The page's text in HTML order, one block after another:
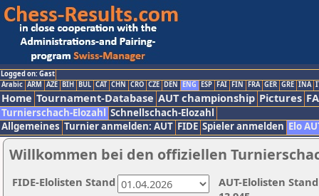
Logged on: Gast
Arabic ARM AZE BIH BUL CAT CHN CRO CZE DEN ENG ESP FAI FIN FRA GER GRE INA
Home Tournament-Database AUT championship Pictures
Turnierschach-Elozahl Schnellschach-Elozahl
Allgemeines Turnier anmelden: AUT FIDE Spieler anmelden Elo
Willkommen bei den offiziellen
AUT-Elolisten
FIDE-Elolisten Stand